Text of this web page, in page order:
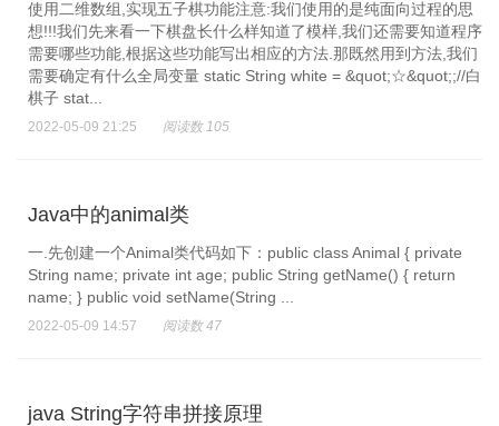
使用二维数组,实现五子棋功能注意:我们使用的是纯面向过程的思
想!!!我们先来看一下棋盘长什么样知道了模样,我们还需要知道程序
需要哪些功能,根据这些功能写出相应的方法.那既然用到方法,我们
需要确定有什么全局变量 static String white = &quot;☆&quot;;//白
棋子 stat...
2022-05-09 21:25 阅读数 105
Java中的animal类
一.先创建一个Animal类代码如下：public class Animal { private
String name; private int age; public String getName() { return
name; } public void setName(String ...
2022-05-09 14:57 阅读数 47
java String字符串拼接原理